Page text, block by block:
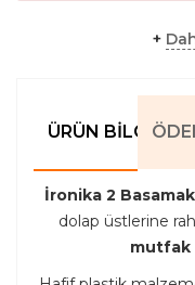
+
ÜRÜN BILGILERI
İronika 2
dolap üstlerine
mutfak